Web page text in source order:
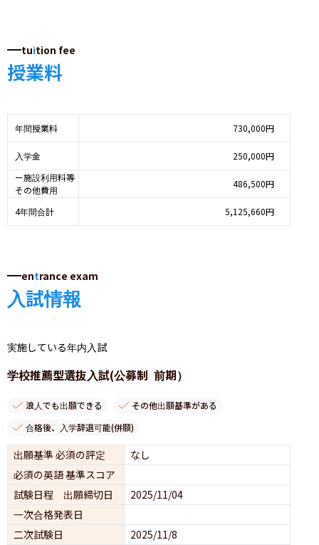
tuition fee
授業料
年間授業料 730,000円
入学金
250,000円
ー施設利用料等
その他費用
486,500円
4年間合計 5,125,660円
entrance exam
入試情報
実施している年内入試
学校推薦型選抜入試(公募制 前期）
浪人でも出願できる
その他出願基準がある
合格後、入学辞退可能(併願)
出願基準 必須の評定
なし
必須の英語 基準スコア
試験日程 出願締切日
2025/11/04
一次合格発表日
二次試験日
2025/11/8